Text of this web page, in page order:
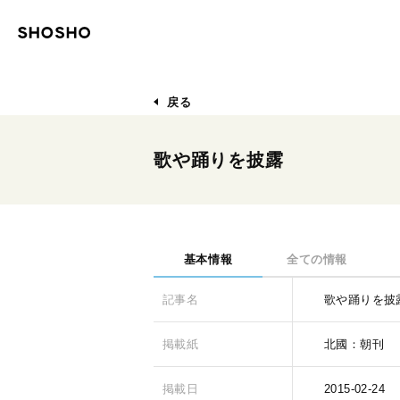
戻る
歌や踊りを披露
基本情報 全ての情報
記事名 歌や踊りを披
掲載紙 北國：朝刊
掲載日 2015-02-24